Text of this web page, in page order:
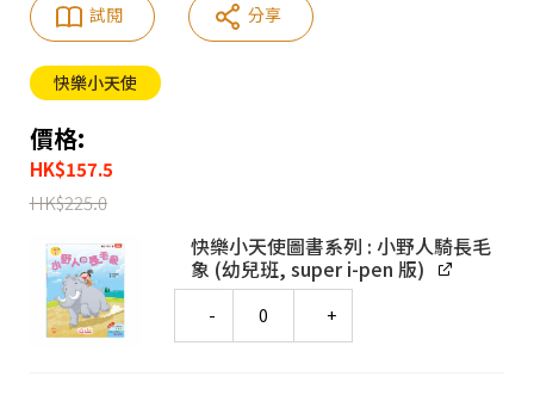
快樂小天使
價格:
HK$157.5
HK$225.0
快樂小天使圖書系列 : 小野人騎長毛
象 (幼兒班, super i-pen 版)
試閱 分享